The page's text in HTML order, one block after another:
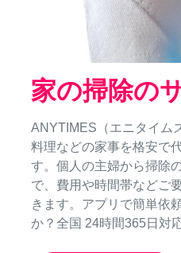
家の掃除の
ANYTIMES（エニタイム
料理などの家事を格安で
す。個人の主婦から掃除
で、費用や時間帯などご
きます。アプリで簡単依
か？全国 24時間365日対